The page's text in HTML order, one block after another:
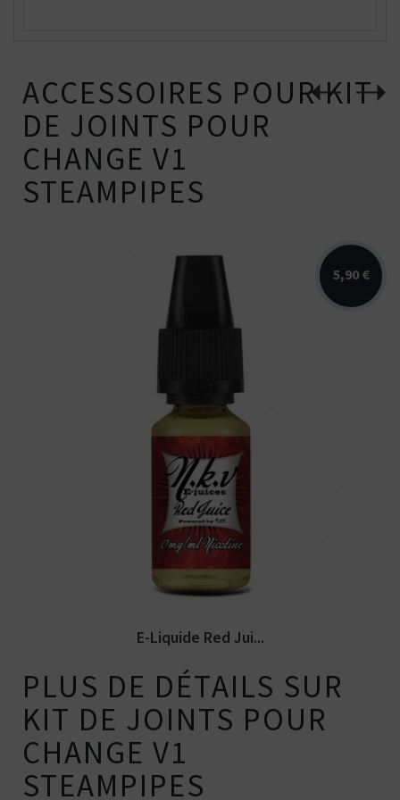
ACCESSOIRES POUR KIT
DE JOINTS POUR
CHANGE V1
STEAMPIPES
5,90 €
Arômes : fraise, framboise, barbe à papa,
vanille, menthol. NKV...
E-Liquide Red Jui...
PLUS DE DÉTAILS SUR
KIT DE JOINTS POUR
CHANGE V1
STEAMPIPES